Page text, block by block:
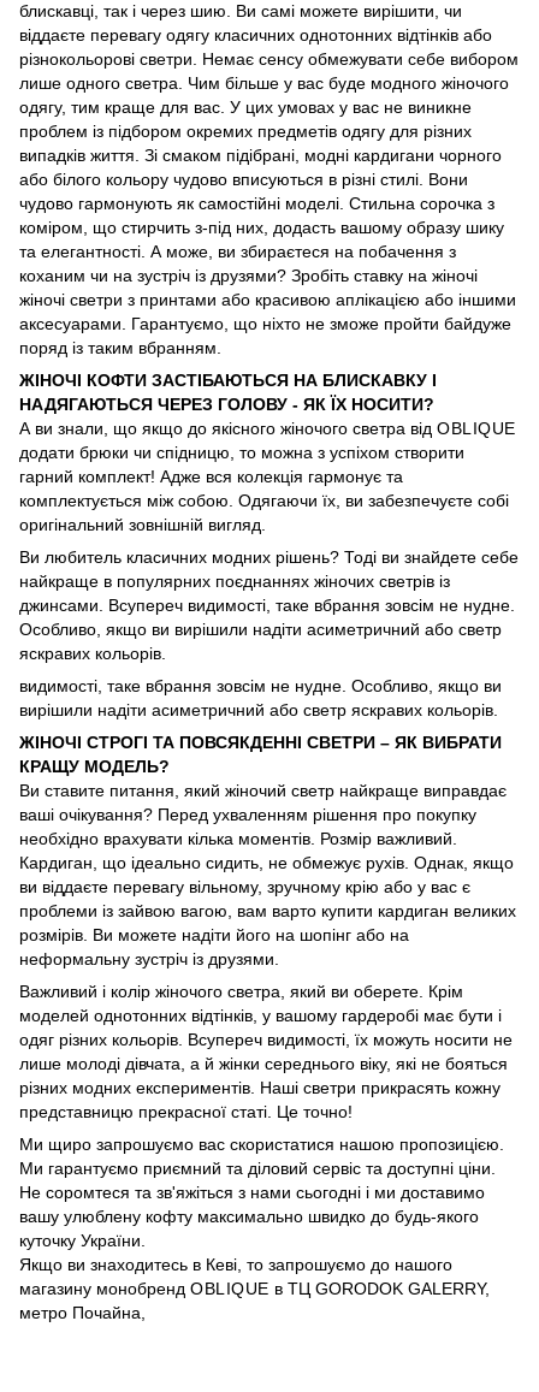
блискавці, так і через шию. Ви самі можете вирішити, чи
віддаєте перевагу одягу класичних однотонних відтінків або
різнокольорові светри. Немає сенсу обмежувати себе вибором
лише одного светра. Чим більше у вас буде модного жіночого
одягу, тим краще для вас. У цих умовах у вас не виникне
проблем із підбором окремих предметів одягу для різних
випадків життя. Зі смаком підібрані, модні кардигани чорного
або білого кольору чудово вписуються в різні стилі. Вони
чудово гармонують як самостійні моделі. Стильна сорочка з
коміром, що стирчить з-під них, додасть вашому образу шику
та елегантності. А може, ви збираєтеся на побачення з
коханим чи на зустріч із друзями? Зробіть ставку на жіночі
жіночі светри з принтами або красивою аплікацією або іншими
аксесуарами. Гарантуємо, що ніхто не зможе пройти байдуже
поряд із таким вбранням.
ЖІНОЧІ КОФТИ ЗАСТІБАЮТЬСЯ НА БЛИСКАВКУ І
НАДЯГАЮТЬСЯ ЧЕРЕЗ ГОЛОВУ - ЯК ЇХ НОСИТИ?
А ви знали, що якщо до якісного жіночого светра від OBLIQUE
додати брюки чи спідницю, то можна з успіхом створити
гарний комплект! Адже вся колекція гармонує та
комплектується між собою. Одягаючи їх, ви забезпечуєте собі
оригінальний зовнішній вигляд.
Ви любитель класичних модних рішень? Тоді ви знайдете себе
найкраще в популярних поєднаннях жіночих светрів із
джинсами. Всупереч видимості, таке вбрання зовсім не нудне.
Особливо, якщо ви вирішили надіти асиметричний або светр
яскравих кольорів.
видимості, таке вбрання зовсім не нудне. Особливо, якщо ви
вирішили надіти асиметричний або светр яскравих кольорів.
ЖІНОЧІ СТРОГІ ТА ПОВСЯКДЕННІ СВЕТРИ – ЯК ВИБРАТИ
КРАЩУ МОДЕЛЬ?
Ви ставите питання, який жіночий светр найкраще виправдає
ваші очікування? Перед ухваленням рішення про покупку
необхідно врахувати кілька моментів. Розмір важливий.
Кардиган, що ідеально сидить, не обмежує рухів. Однак, якщо
ви віддаєте перевагу вільному, зручному крію або у вас є
проблеми із зайвою вагою, вам варто купити кардиган великих
розмірів. Ви можете надіти його на шопінг або на
неформальну зустріч із друзями.
Важливий і колір жіночого светра, який ви оберете. Крім
моделей однотонних відтінків, у вашому гардеробі має бути і
одяг різних кольорів. Всупереч видимості, їх можуть носити не
лише молоді дівчата, а й жінки середнього віку, які не бояться
різних модних експериментів. Наші светри прикрасять кожну
представницю прекрасної статі. Це точно!
Ми щиро запрошуємо вас скористатися нашою пропозицією.
Ми гарантуємо приємний та діловий сервіс та доступні ціни.
Не соромтеся та зв'яжіться з нами сьогодні і ми доставимо
вашу улюблену кофту максимально швидко до будь-якого
куточку України.
Якщо ви знаходитесь в Кеві, то запрошуємо до нашого
магазину монобренд OBLIQUE в ТЦ GORODOK GALERRY,
метро Почайна,